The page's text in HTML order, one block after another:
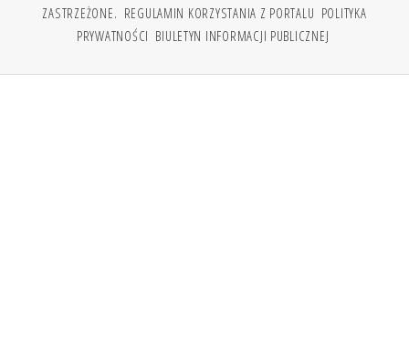
ZASTRZEŻONE. REGULAMIN KORZYSTANIA Z PORTALU POLITYKA
PRYWATNOŚCI BIULETYN INFORMACJI PUBLICZNEJ